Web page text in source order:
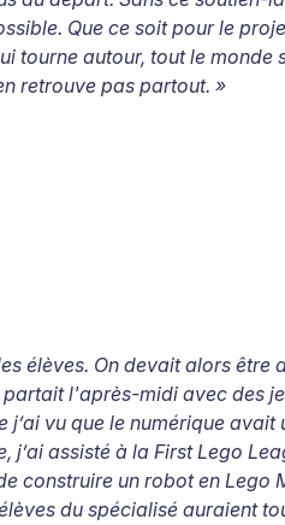
Que ce soit pour le
tourne autour, tout le monde
retrouve pas partout. »
élèves. On devait alors être
l'après-midi avec des
vu que le numérique
j’ai assisté à la First Lego
construire un robot en Lego
du spécialisé auraient